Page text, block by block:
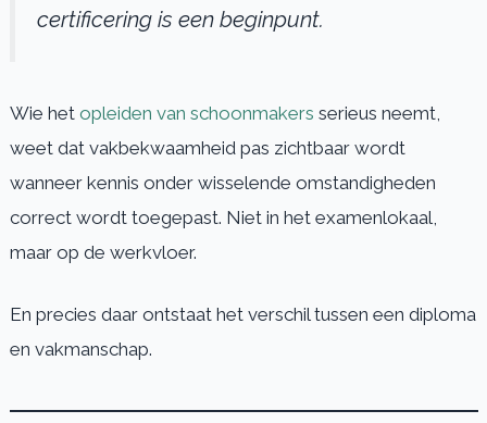
certificering is een beginpunt.
Wie het opleiden van schoonmakers serieus neemt,
weet dat vakbekwaamheid pas zichtbaar wordt
wanneer kennis onder wisselende omstandigheden
correct wordt toegepast. Niet in het examenlokaal,
maar op de werkvloer.
En precies daar ontstaat het verschil tussen een diploma
en vakmanschap.